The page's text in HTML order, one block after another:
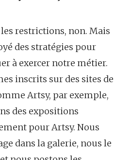
restrictions, non. Mais
des stratégies pour
à exercer notre métier.
inscrits sur des sites de
Artsy, par exemple,
des expositions
pour Artsy. Nous
dans la galerie, nous le